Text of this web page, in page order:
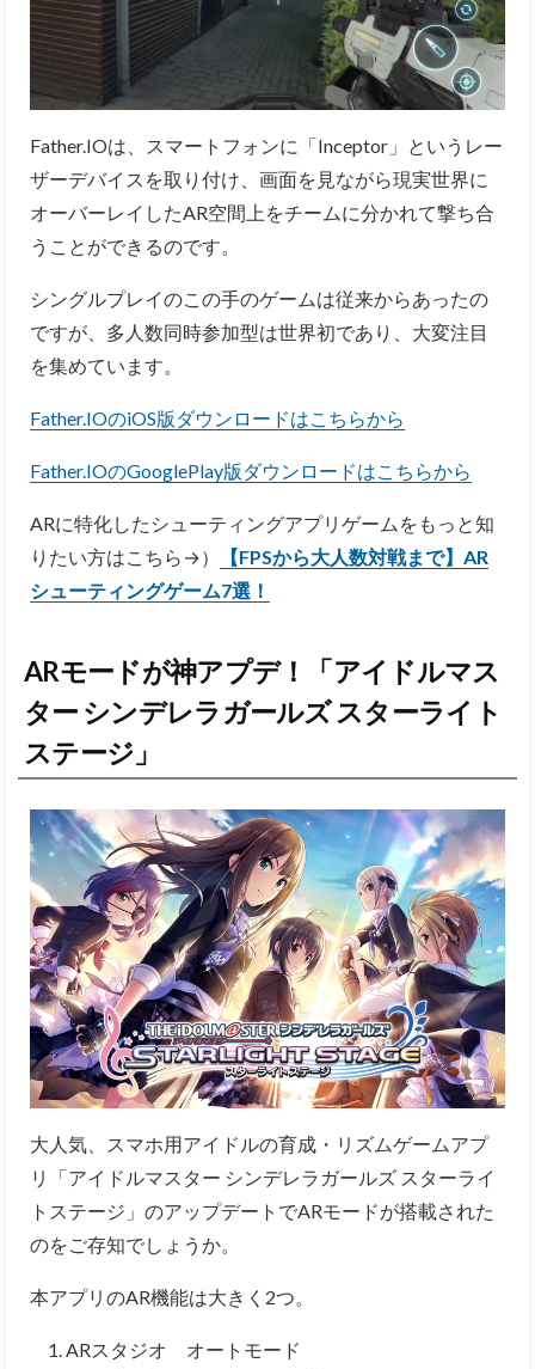
Father.IOは、スマートフォンに「Inceptor」というレー
ザーデバイスを取り付け、画面を見ながら現実世界に
オーバーレイしたAR空間上をチームに分かれて撃ち合
うことができるのです。
シングルプレイのこの手のゲームは従来からあったの
ですが、多人数同時参加型は世界初であり、大変注目
を集めています。
Father.IOのiOS版ダウンロードはこちらから
Father.IOのGooglePlay版ダウンロードはこちらから
ARに特化したシューティングアプリゲームをもっと知
りたい方はこちら→）
【FPSから大人数対戦まで】AR
シューティングゲーム7選！
ARモードが神アプデ！「アイドルマス
ター シンデレラガールズ スターライト
ステージ」
大人気、スマホ用アイドルの育成・リズムゲームアプ
リ「アイドルマスター シンデレラガールズ スターライ
トステージ」のアップデートでARモードが搭載された
のをご存知でしょうか。
本アプリのAR機能は大きく2つ。
ARスタジオ オートモード